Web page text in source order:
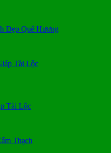
Đẹp Quê Hương
Tài Lộc